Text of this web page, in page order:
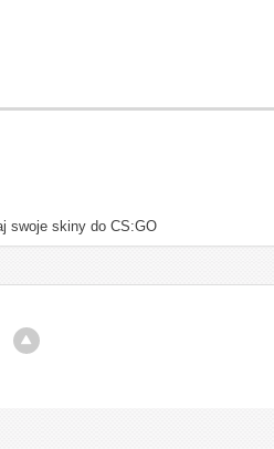
swoje skiny do CS:GO